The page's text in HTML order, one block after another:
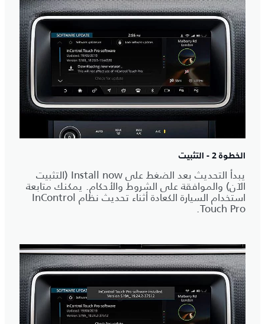
الخطوة 2 - التثبيت
يبدأ التحديث بعد الضغط على Install now (التثبيت
الآن) والموافقة على الشروط والأحكام. يمكنك متابعة
استخدام السيارة الكعادة أثناء تحديث نظام InControl
Touch Pro.